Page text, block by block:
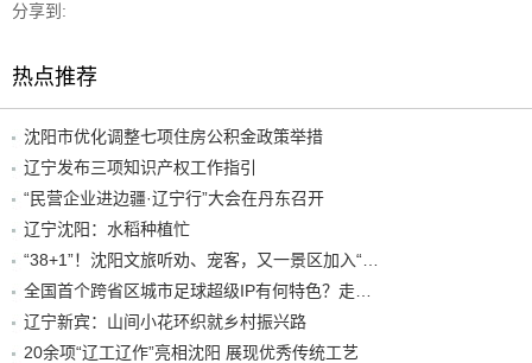
分享到:
热点推荐
沈阳市优化调整七项住房公积金政策举措
辽宁发布三项知识产权工作指引
“民营企业进边疆·辽宁行”大会在丹东召开
辽宁沈阳：水稻种植忙
辽宁新宾：山间小花环织就乡村振兴路
20余项“辽工辽作”亮相沈阳 展现优秀传统工艺